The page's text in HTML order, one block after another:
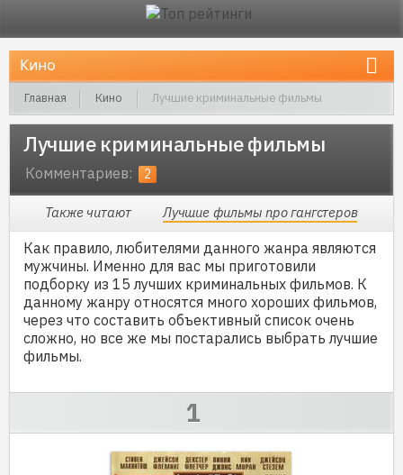
Главная Кино Лучшие криминальные фильмы
Лучшие криминальные фильмы
Комментариев: 2
Также читают Лучшие фильмы про гангстеров
Как правило, любителями данного жанра являются
мужчины. Именно для вас мы приготовили
подборку из 15 лучших криминальных фильмов. К
данному жанру относятся много хороших фильмов,
через что составить объективный список очень
сложно, но все же мы постарались выбрать лучшие
фильмы.